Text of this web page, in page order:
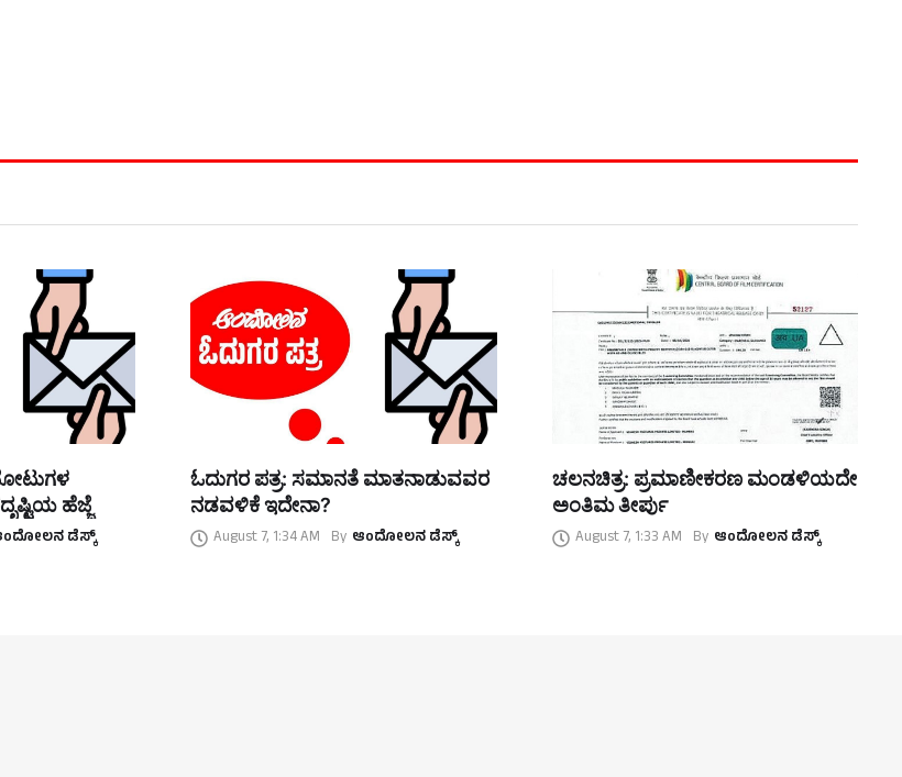
ಹೆಜ್ಜೆ
ಡೆಸ್ಕ್
ಓದುಗರ ಪತ್ರ: ಸಮಾನತೆ ಮಾತನಾಡುವವರ
ನಡವಳಿಕೆ ಇದೇನಾ?
August 7, 1:34 AM By ಆಂದೋಲನ ಡೆಸ್ಕ್
ಚಲನಚಿತ್ರ: ಪ್ರಮಾಣೀಕರಣ ಮಂಡಳಿಯದೇ
ಅಂತಿಮ ತೀರ್ಪು
August 7, 1:33 AM By ಆಂದೋಲನ ಡೆಸ್ಕ್